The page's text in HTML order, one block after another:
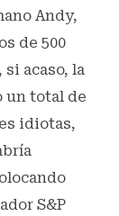
Andy,
de 500
acaso, la
un total de
idiotas,
S&P